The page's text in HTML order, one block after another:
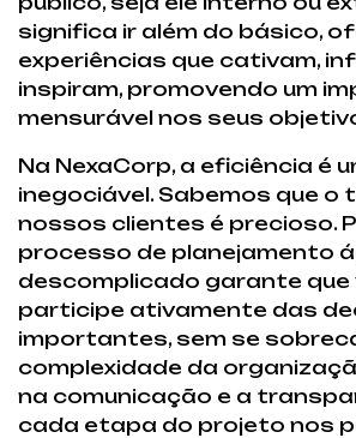
significa ir além do básico,
experiências que cativam,
inspiram, promovendo um
mensurável nos seus
Na NexaCorp, a eficiência é
inegociável. Sabemos que o
nossos clientes é precioso.
processo de planejamento
descomplicado garante que
participe ativamente das
importantes, sem se
complexidade da
na comunicação e a
cada etapa do projeto nos